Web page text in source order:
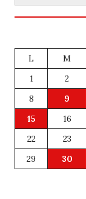
L M
1
2
8
9
15
16
22
23
29
30